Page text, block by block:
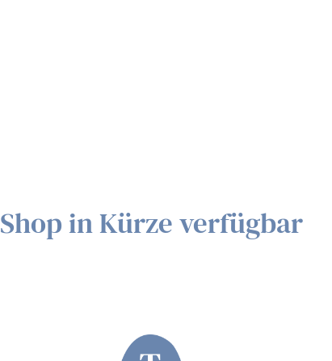
Shop in Kürze verfügbar